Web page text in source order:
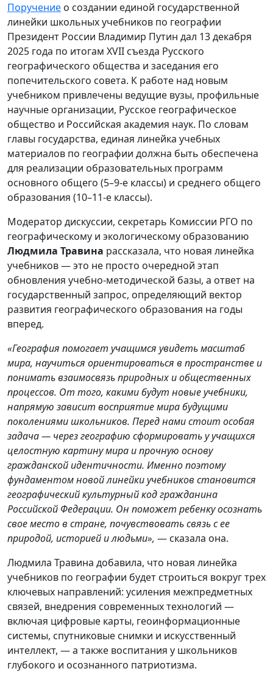
Поручение о создании единой государственной
линейки школьных учебников по географии
Президент России Владимир Путин дал 13 декабря
2025 года по итогам XVII съезда Русского
географического общества и заседания его
попечительского совета. К работе над новым
учебником привлечены ведущие вузы, профильные
научные организации, Русское географическое
общество и Российская академия наук. По словам
главы государства, единая линейка учебных
материалов по географии должна быть обеспечена
для реализации образовательных программ
основного общего (5–9-е классы) и среднего общего
образования (10–11-е классы).
Модератор дискуссии, секретарь Комиссии РГО по
географическому и экологическому образованию
Людмила Травина рассказала, что новая линейка
учебников — это не просто очередной этап
обновления учебно-методической базы, а ответ на
государственный запрос, определяющий вектор
развития географического образования на годы
вперед.
«География помогает учащимся увидеть масштаб
мира, научиться ориентироваться в пространстве и
понимать взаимосвязь природных и общественных
процессов. От того, какими будут новые учебники,
напрямую зависит восприятие мира будущими
поколениями школьников. Перед нами стоит особая
задача — через географию сформировать у учащихся
целостную картину мира и прочную основу
гражданской идентичности. Именно поэтому
фундаментом новой линейки учебников становится
географический культурный код гражданина
Российской Федерации. Он поможет ребенку осознать
свое место в стране, почувствовать связь с ее
природой, историей и людьми», — сказала она.
Людмила Травина добавила, что новая линейка
учебников по географии будет строиться вокруг трех
ключевых направлений: усиления межпредметных
связей, внедрения современных технологий —
включая цифровые карты, геоинформационные
системы, спутниковые снимки и искусственный
интеллект, — а также воспитания у школьников
глубокого и осознанного патриотизма.